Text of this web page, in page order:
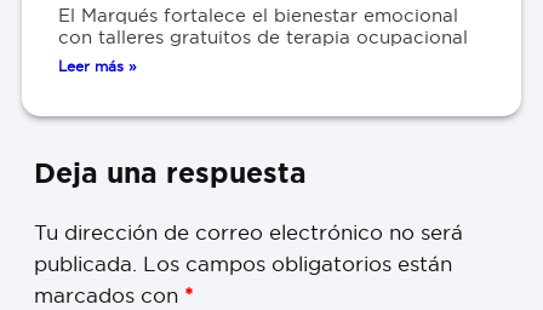
El Marqués fortalece el bienestar emocional
con talleres gratuitos de terapia ocupacional
Leer más »
Deja una respuesta
Tu dirección de correo electrónico no será
publicada. Los campos obligatorios están
marcados con *